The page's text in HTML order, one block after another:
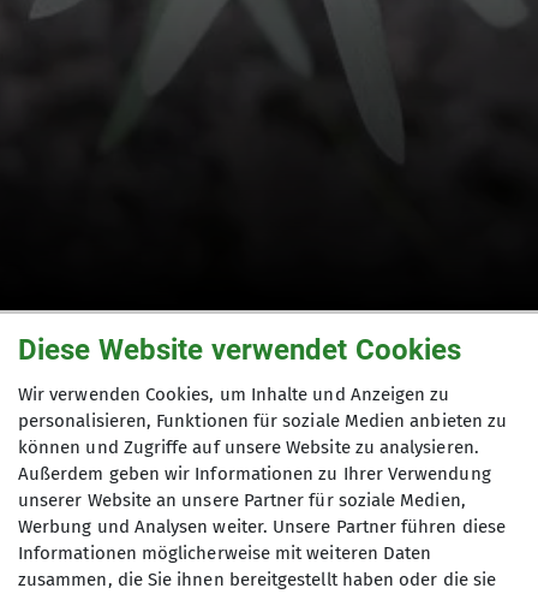
Geschäftsstelle
wieder zurück in die
Jahnhalle
Diese Website verwendet Cookies
Wir verwenden Cookies, um Inhalte und Anzeigen zu
personalisieren, Funktionen für soziale Medien anbieten zu
können und Zugriffe auf unsere Website zu analysieren.
Außerdem geben wir Informationen zu Ihrer Verwendung
unserer Website an unsere Partner für soziale Medien,
Werbung und Analysen weiter. Unsere Partner führen diese
Informationen möglicherweise mit weiteren Daten
zusammen, die Sie ihnen bereitgestellt haben oder die sie